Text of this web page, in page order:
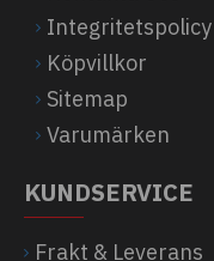
Integritetspolicy
Köpvillkor
Sitemap
Varumärken
KUNDSERVICE
Frakt & Leverans